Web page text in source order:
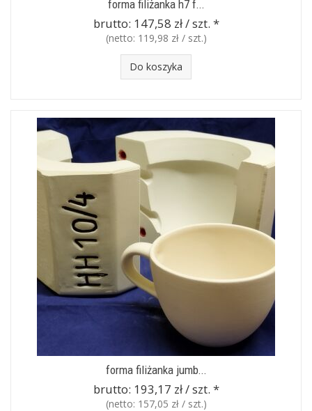
forma filiżanka h7 f...
brutto: 147,58 zł / szt. *
(netto: 119,98 zł / szt.)
Do koszyka
forma filiżanka jumb...
brutto: 193,17 zł / szt. *
(netto: 157,05 zł / szt.)